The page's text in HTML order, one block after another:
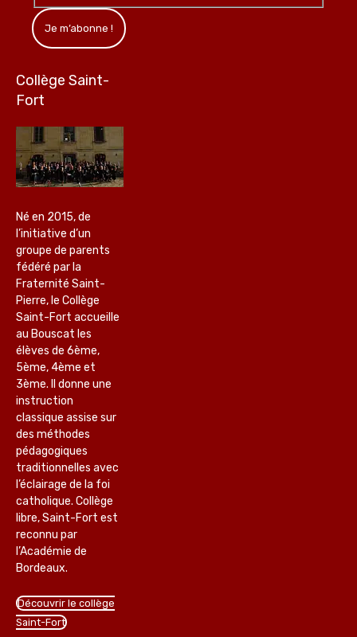
Collège Saint-
Fort
Né en 2015, de
l’initiative d’un
groupe de parents
fédéré par la
Fraternité Saint-
Pierre, le Collège
Saint-Fort accueille
au Bouscat les
élèves de 6ème,
5ème, 4ème et
3ème. Il donne une
instruction
classique assise sur
des méthodes
pédagogiques
traditionnelles avec
l’éclairage de la foi
catholique. Collège
libre, Saint-Fort est
reconnu par
l’Académie de
Bordeaux.
Découvrir le collège
Saint-Fort